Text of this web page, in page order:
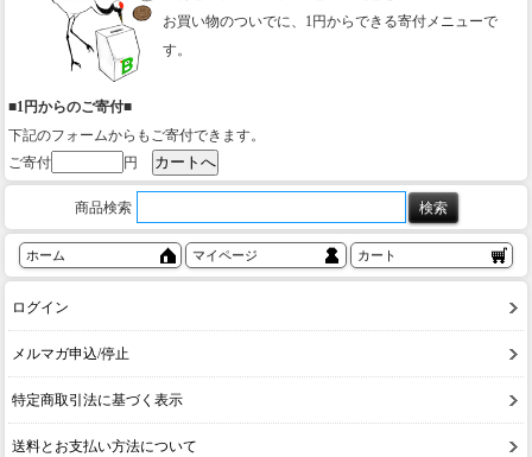
お買い物のついでに、1円からできる寄付メニューで
す。
■1円からのご寄付■
下記のフォームからもご寄付できます。
ご寄付
円
商品検索
ホーム マイページ カート
ログイン
メルマガ申込/停止
特定商取引法に基づく表示
送料とお支払い方法について